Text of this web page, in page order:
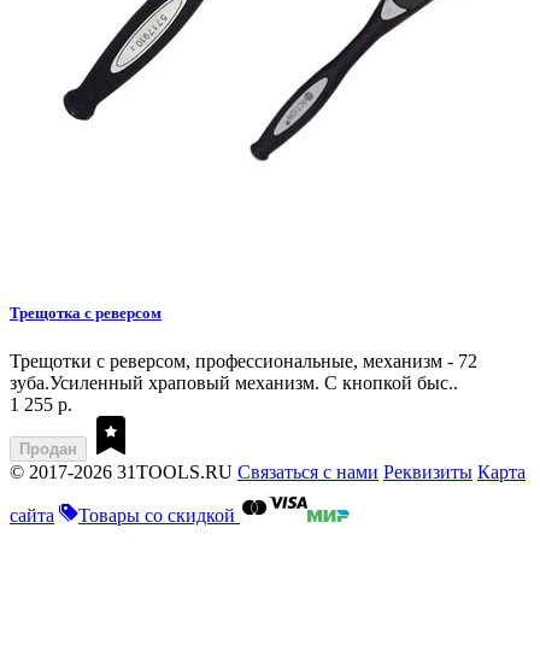
Трещотка с реверсом
Трещотки с реверсом, профессиональные, механизм - 72
зуба.Усиленный храповый механизм. С кнопкой быс..
1 255 р.
Продан
© 2017-2026 31TOOLS.RU Связаться с нами Реквизиты Карта
сайта Товары со скидкой